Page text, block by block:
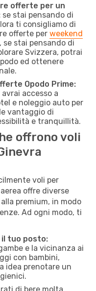
offerte per un
se stai pensando di
ti consigliamo di
offerte per weekend
se stai pensando di
Svizzera, potrai
ed ottenere
Opodo Prime:
accesso a
e noleggio auto per
vantaggio di
e tranquillità.
offrono voli
voli per
offre diverse
premium, in modo
Ad ogni modo, ti
tuo posto:
e la vicinanza ai
con bambini,
idea prenotare un